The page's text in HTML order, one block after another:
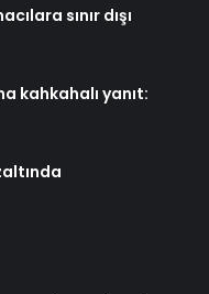
sınır dışı
kahkahalı yanıt: